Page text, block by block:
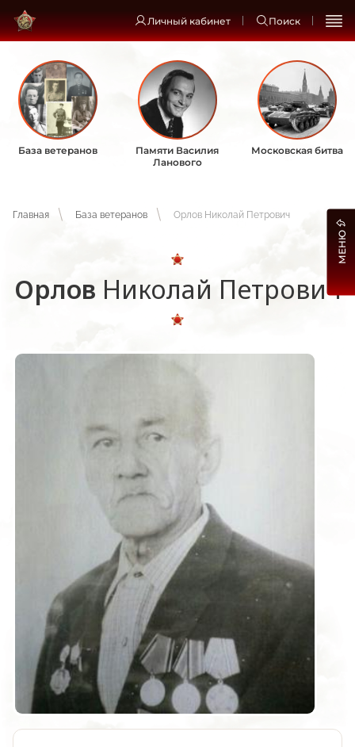
Личный кабинет Поиск
База ветеранов
Памяти Василия
Ланового
Московская битва
Главная База ветеранов Орлов Николай Петрович
Орлов Николай Петрович
МЕНЮ